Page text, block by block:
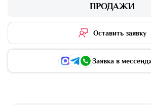
ПРОДАЖИ
Оставить заявку
Заявка в